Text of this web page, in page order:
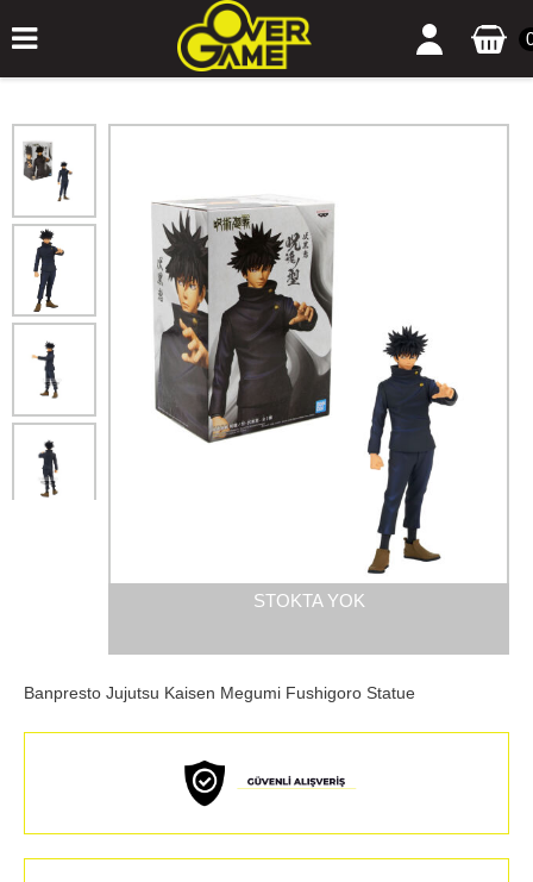
STOKTA YOK
Banpresto Jujutsu Kaisen Megumi Fushigoro Statue